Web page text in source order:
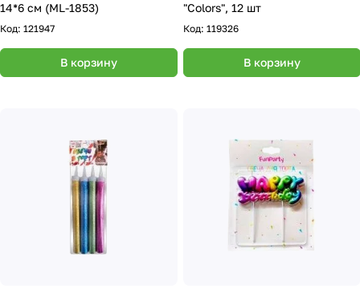
14*6 см (ML-1853)
Код: 121947
В корзину
"Colors", 12 шт
Код: 119326
В корзину